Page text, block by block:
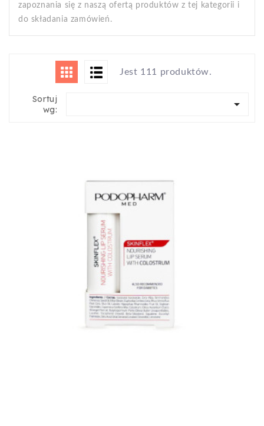
zapoznania się z naszą ofertą produktów z tej kategorii i
do składania zamówień.
Jest 111 produktów.
Sortuj
wg:
